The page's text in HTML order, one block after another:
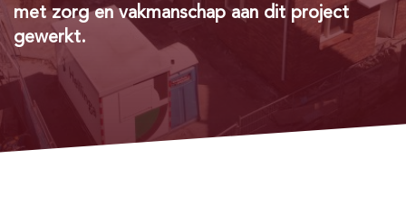
met zorg en vakmanschap aan dit project
gewerkt.